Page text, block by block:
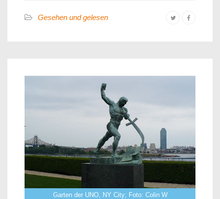
Gesehen und gelesen
Garten der UNO, NY City; Foto: Colin W